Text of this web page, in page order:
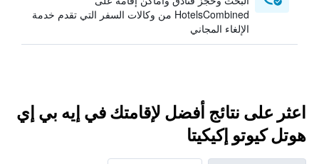
HotelsCombined من وكالات السفر التي تقدم خدمة
الإلغاء المجاني
اعثر على نتائج أفضل لإقامتك في إيه بي إي
هوتل كيوتو إكيكيتا